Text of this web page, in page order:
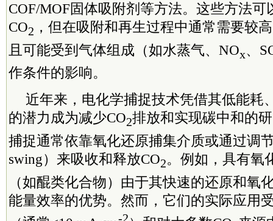
COF/MOF固体吸附剂等方法。这些方法
CO2 ，但在吸附和再生过程中通常需要较
且可能受到气体组成（如水蒸气、NOx、
作条件的影响。
近年来，电化学捕捉技术凭借其低能耗
的潜力成为减少CO2排放和实现碳中和的
捕捉通常依靠氧化还原捕集介质或通过调
swing）来吸收和释放CO2。例如，具有氧
（如醌类化合物）由于其快速的还原和氧
能量效率的优势。然而，它们的实际应用
-2